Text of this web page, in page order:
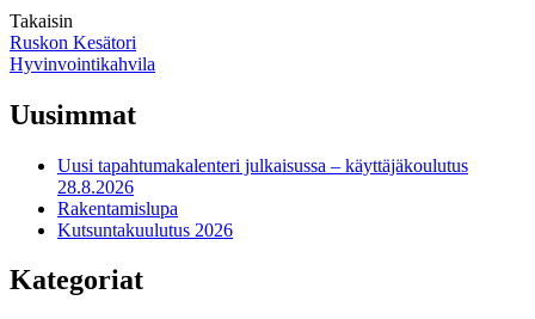
Takaisin
Artikkelien
selaus
Ruskon Kesätori
Hyvinvointikahvila
Uusimmat
Uusi tapahtumakalenteri julkaisussa – käyttäjäkoulutus
28.8.2026
Rakentamislupa
Kutsuntakuulutus 2026
Kategoriat